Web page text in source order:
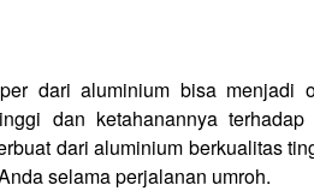
dari aluminium bisa menjadi
dan ketahanannya terhadap
dari aluminium berkualitas
selama perjalanan umroh.